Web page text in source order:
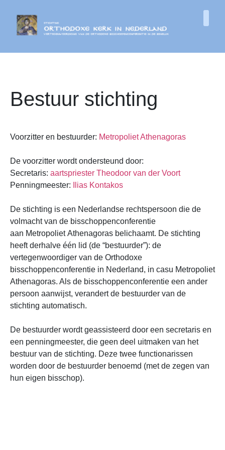
Bestuur stichting
Voorzitter en bestuurder: Metropoliet Athenagoras
De voorzitter wordt ondersteund door:
Secretaris: aartspriester Theodoor van der Voort
Penningmeester:
Ilias Kontakos
De stichting is een Nederlandse rechtspersoon die de
volmacht van de bisschoppenconferentie
aan Metropoliet Athenagoras belichaamt. De stichting
heeft derhalve één lid (de “bestuurder”): de
vertegenwoordiger van de Orthodoxe
bisschoppenconferentie in Nederland, in casu Metropoliet
Athenagoras. Als de bisschoppenconferentie een ander
persoon aanwijst, verandert de bestuurder van de
stichting automatisch.
De bestuurder wordt geassisteerd door een secretaris en
een penningmeester, die geen deel uitmaken van het
bestuur van de stichting. Deze twee functionarissen
worden door de bestuurder benoemd (met de zegen van
hun eigen bisschop).